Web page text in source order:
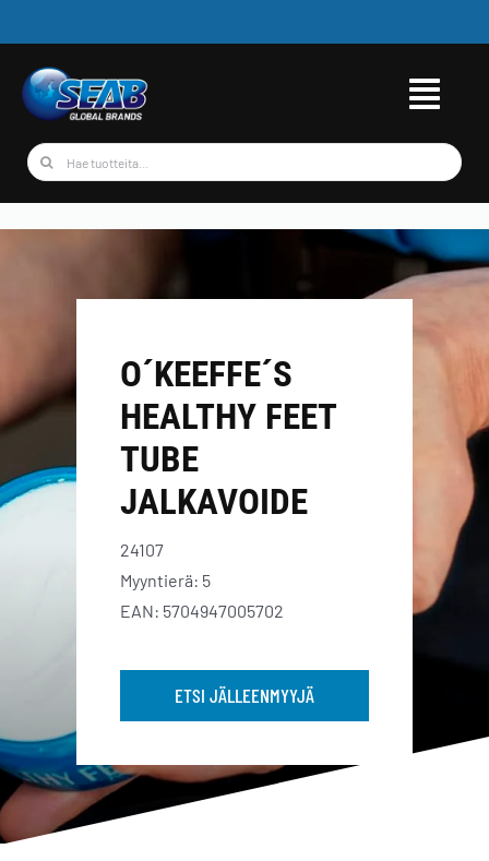
to
content
Etsi
O´KEEFFE´S
HEALTHY FEET
TUBE
JALKAVOIDE
24107
Myyntierä: 5
EAN: 5704947005702
ETSI JÄLLEENMYYJÄ